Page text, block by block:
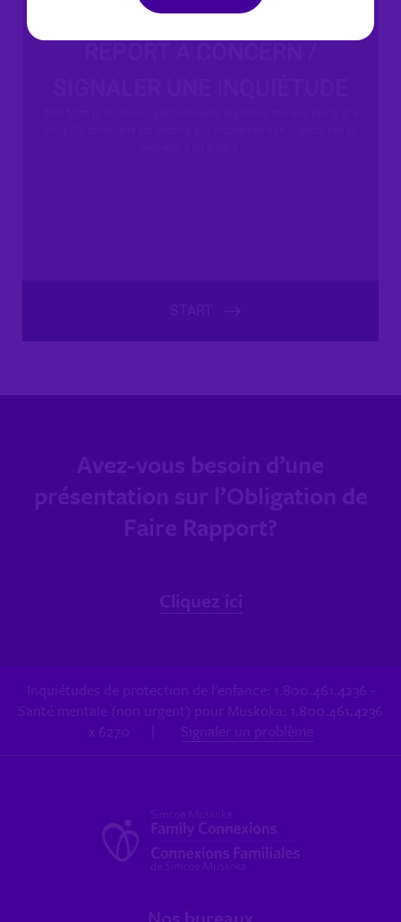
Inquiétudes de protection de l'enfance: 1.800.461.4236 -
Santé mentale (non urgent) pour Muskoka: 1.800.461.4236
x 6270
Signaler un problème